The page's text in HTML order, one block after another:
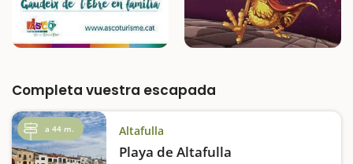
Completa vuestra escapada
a 44 m. Altafulla
Playa de Altafulla